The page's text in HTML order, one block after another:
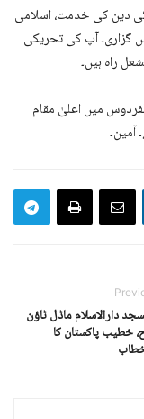
دین کی خدمت، اسلامی
گزاری۔ آپ کی تحریکی
راہ ہیں۔
میں اعلیٰ مقام
آمین۔
دارالاسلام ماڈل ٹاؤن
خطیب پاکستان کا